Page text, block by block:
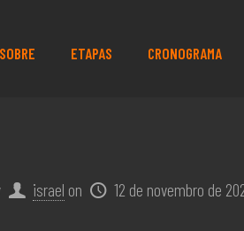
SOBRE ETAPAS CRONOGRAMA
israel on 12 de novembro de